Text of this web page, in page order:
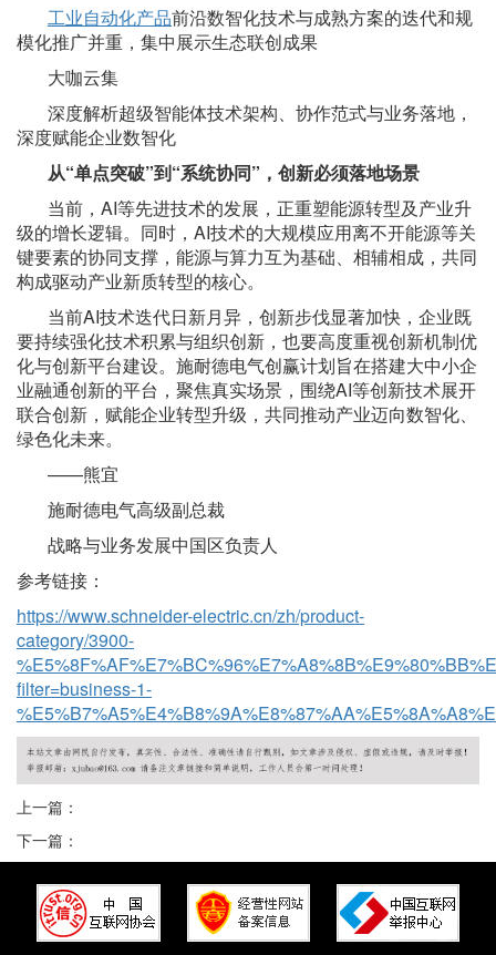
工业自动化产品前沿数智化技术与成熟方案的迭代和规
模化推广并重，集中展示生态联创成果
大咖云集
深度解析超级智能体技术架构、协作范式与业务落地，
深度赋能企业数智化
从“单点突破”到“系统协同”，创新必须落地场景
当前， AI等先进技术的发展，正重塑能源转型及产业升
级的增长逻辑。同时，AI技术的大规模应用离不开能源等关
键要素的协同支撑，能源与算力互为基础、相辅相成，共同
构成驱动产业新质转型的核心。
当前AI技术迭代日新月异，创新步伐显著加快，企业既
要持续强化技术积累与组织创新，也要高度重视创新机制优
化与创新平台建设。施耐德电气创赢计划旨在搭建大中小企
业融通创新的平台，聚焦真实场景，围绕AI等创新技术展开
联合创新，赋能企业转型升级，共同推动产业迈向数智化、
绿色化未来。
——熊宜
施耐德电气高级副总裁
战略与业务发展中国区负责人
参考链接：
https://www.schneider-electric.cn/zh/product-
category/3900-
filter=business-1-
上一篇：
下一篇：